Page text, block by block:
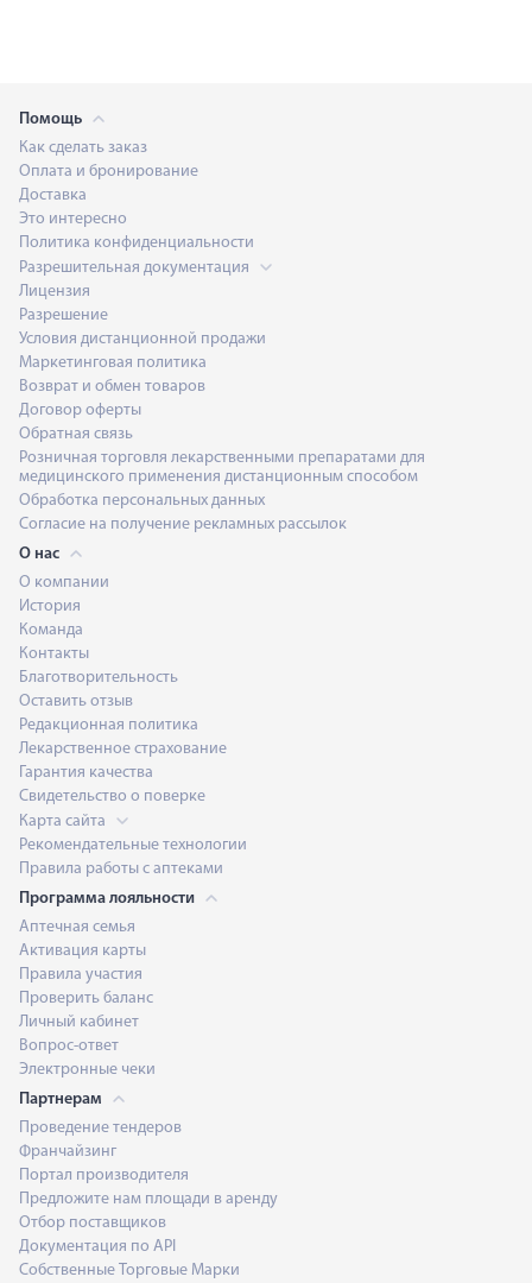
Помощь
Как сделать заказ
Оплата и бронирование
Доставка
Это интересно
Политика конфиденциальности
Разрешительная документация
Лицензия
Разрешение
Условия дистанционной продажи
Маркетинговая политика
Возврат и обмен товаров
Договор оферты
Обратная связь
Розничная торговля лекарственными препаратами для
медицинского применения дистанционным способом
Обработка персональных данных
Согласие на получение рекламных рассылок
О нас
О компании
История
Команда
Контакты
Благотворительность
Оставить отзыв
Редакционная политика
Лекарственное страхование
Гарантия качества
Свидетельство о поверке
Карта сайта
Рекомендательные технологии
Правила работы с аптеками
Программа лояльности
Аптечная семья
Активация карты
Правила участия
Проверить баланс
Личный кабинет
Вопрос-ответ
Электронные чеки
Партнерам
Проведение тендеров
Франчайзинг
Портал производителя
Предложите нам площади в аренду
Отбор поставщиков
Документация по API
Собственные Торговые Марки